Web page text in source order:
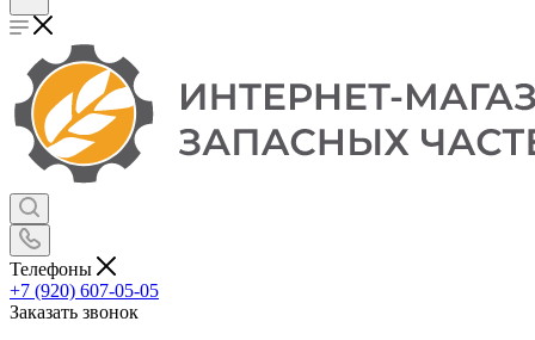
Телефоны
+7 (920) 607-05-05
Заказать звонок